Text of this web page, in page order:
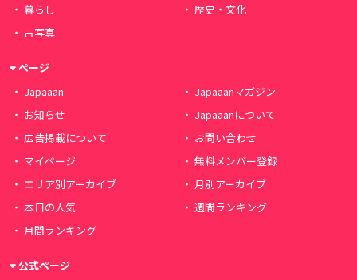
暮らし
歴史・文化
古写真
ページ
Japaaan
Japaaanマガジン
お知らせ
Japaaanについて
広告掲載について
お問い合わせ
マイページ
無料メンバー登録
エリア別アーカイブ
月別アーカイブ
本日の人気
週間ランキング
月間ランキング
公式ページ